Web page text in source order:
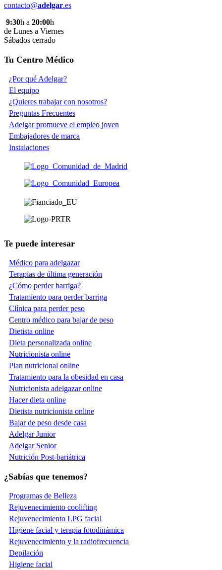
contacto@adelgar.es
9:30h a 20:00h
de Lunes a Viernes
Sábados cerrado
Tu Centro Médico
¿Por qué Adelgar?
El equipo
¿Quieres trabajar con nosotros?
Preguntas Frecuentes
Adelgar promueve el empleo joven
Embajadores de marca
Instalaciones
Te puede interesar
Médico para adelgazar
Terapias de última generación
¿Cómo perder barriga?
Tratamiento para perder barriga
Clínica para perder peso
Centro médico para bajar de peso
Dietista online
Dieta personalizada online
Nutricionista online
Plan nutricional online
Tratamiento para la obesidad en casa
Nutricionista adelgazar online
Hacer dieta online
Dietista nutricionista online
Bajar de peso desde casa
Adelgar Junior
Adelgar Senior
Nutrición Post-bariátrica
¿Sabías que tenemos?
Programas de Belleza
Rejuvenecimiento coolifting
Rejuvenecimiento LPG facial
Higiene facial y terapia fotodinámica
Rejuvenecimiento y la radiofrecuencia
Depilación
Higiene facial